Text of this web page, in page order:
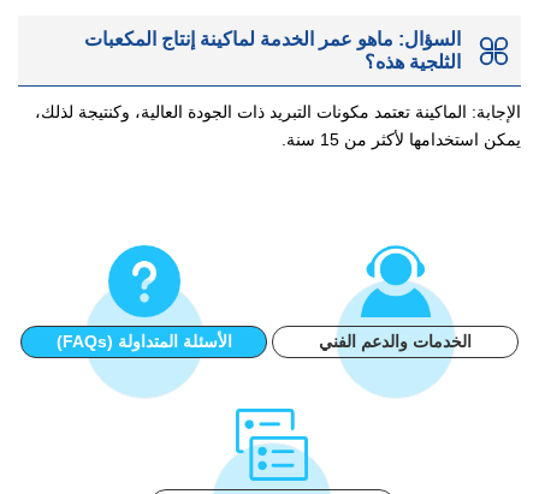
السؤال: ماهو عمر الخدمة لماكينة إنتاج المكعبات
الثلجية هذه؟
الإجابة: الماكينة تعتمد مكونات التبريد ذات الجودة العالية، وكنتيجة لذلك،
يمكن استخدامها لأكثر من 15 سنة.
الخدمات والدعم الفني الأسئلة المتداولة (FAQs)